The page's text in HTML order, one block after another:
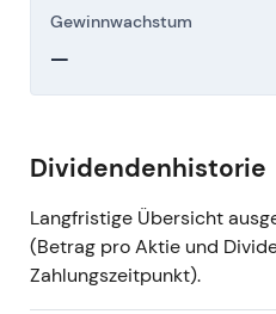
Gewinnwachstum
—
Dividendenhistorie
Langfristige Übersicht
(Betrag pro Aktie und
Zahlungszeitpunkt).